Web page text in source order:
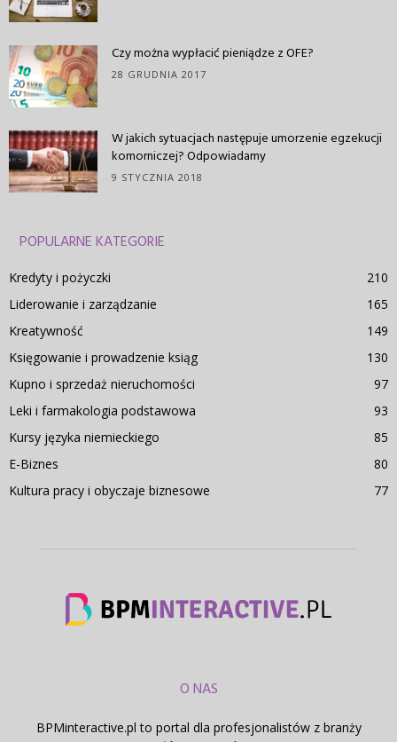
Czy można wypłacić pieniądze z OFE?
28 GRUDNIA 2017
W jakich sytuacjach następuje umorzenie egzekucji
komorniczej? Odpowiadamy
9 STYCZNIA 2018
POPULARNE KATEGORIE
Kredyty i pożyczki
210
Liderowanie i zarządzanie
165
Kreatywność
149
Księgowanie i prowadzenie ksiąg
130
Kupno i sprzedaż nieruchomości
97
Leki i farmakologia podstawowa
93
Kursy języka niemieckiego
85
E-Biznes
80
Kultura pracy i obyczaje biznesowe
77
O NAS
BPMinteractive.pl to portal dla profesjonalistów z branży